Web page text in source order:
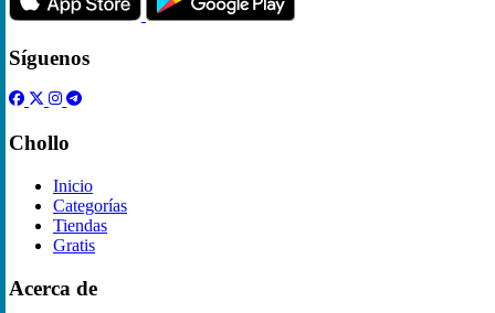
Síguenos
Chollo
Inicio
Categorías
Tiendas
Gratis
Acerca de